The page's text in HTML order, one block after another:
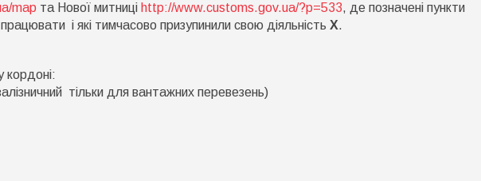
час
карантину?
map та Нової митниці http://www.customs.gov.ua/?p=533, де позначені пункти
і які тимчасово призупинили свою діяльність Х.
кордоні:
тільки для вантажних перевезень)